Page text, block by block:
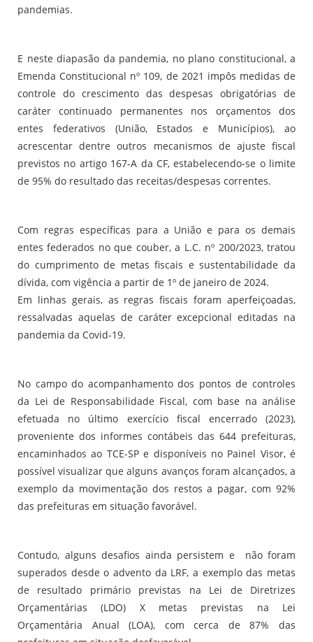
pandemias.
E neste diapasão da pandemia, no plano constitucional, a
Emenda Constitucional nº 109, de 2021 impôs medidas de
controle do crescimento das despesas obrigatórias de
caráter continuado permanentes nos orçamentos dos
entes federativos (União, Estados e Municípios), ao
acrescentar dentre outros mecanismos de ajuste fiscal
previstos no artigo 167-A da CF, estabelecendo-se o limite
de 95% do resultado das receitas/despesas correntes.
Com regras específicas para a União e para os demais
entes federados no que couber, a L.C. nº 200/2023, tratou
do cumprimento de metas fiscais e sustentabilidade da
dívida, com vigência a partir de 1º de janeiro de 2024.
Em linhas gerais, as regras fiscais foram aperfeiçoadas,
ressalvadas aquelas de caráter excepcional editadas na
pandemia da Covid-19.
No campo do acompanhamento dos pontos de controles
da Lei de Responsabilidade Fiscal, com base na análise
efetuada no último exercício fiscal encerrado (2023),
proveniente dos informes contábeis das 644 prefeituras,
encaminhados ao TCE-SP e disponíveis no Painel Visor, é
possível visualizar que alguns avanços foram alcançados, a
exemplo da movimentação dos restos a pagar, com 92%
das prefeituras em situação favorável.
Contudo, alguns desafios ainda persistem e não foram
superados desde o advento da LRF, a exemplo das metas
de resultado primário previstas na Lei de Diretrizes
Orçamentárias (LDO) X metas previstas na Lei
Orçamentária Anual (LOA), com cerca de 87% das